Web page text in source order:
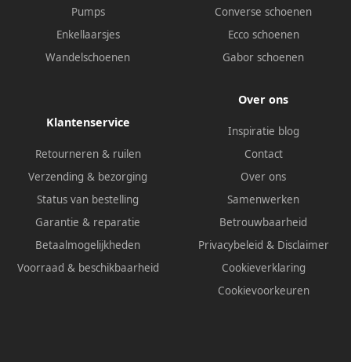
Pumps
Enkellaarsjes
Wandelschoenen
Converse schoenen
Ecco schoenen
Gabor schoenen
Klantenservice
Retourneren & ruilen
Verzending & bezorging
Status van bestelling
Garantie & reparatie
Betaalmogelijkheden
Voorraad & beschikbaarheid
Over ons
Inspiratie blog
Contact
Over ons
Samenwerken
Betrouwbaarheid
Privacybeleid & Disclaimer
Cookieverklaring
Cookievoorkeuren